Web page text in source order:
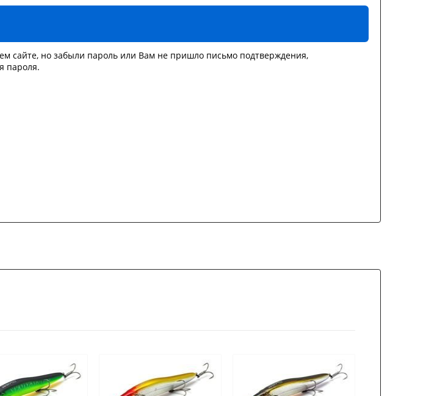
сайте, но забыли пароль или Вам не пришло письмо подтверждения,
пароля.